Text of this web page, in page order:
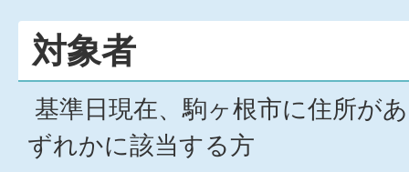
対象者
基準日現在、駒ヶ根市に住所が
ずれかに該当する方